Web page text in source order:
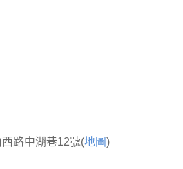
路中湖巷12號(地圖)